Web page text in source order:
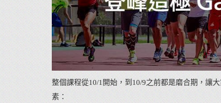
整個課程從10/1開始，到10/9之前都是磨合期，讓
素：